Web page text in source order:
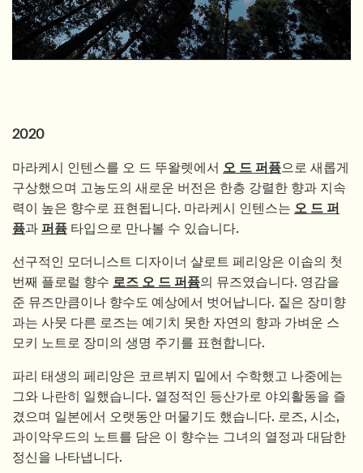
2020
마라케시 인텐스를 오 드 뚜왈렛에서 오 드 퍼퓸으로 새롭게
구상했으며 고농도의 새로운 버전은 한층 강렬한 향과 지속
력이 높은 향수로 표현됩니다. 마라케시 인텐스는 오 드 퍼
퓸과 퍼퓸 타입으로 만나볼 수 있습니다.
선구적인 모더니스트 디자이너 샬로트 페리앙은 이솝의 첫
번째 플로럴 향수 로즈 오 드 퍼퓸의 뮤즈였습니다. 영감을
준 뮤즈만큼이나 향수도 예상에서 벗어납니다. 짙은 장미향
과는 사뭇 다른 로즈는 예기치 못한 자연의 향과 가벼운 스
모키 노트로 장미의 생명 주기를 표현합니다.
파리 태생의 페리앙은 코르뷔지 밑에서 수학했고 나중에는
그와 나란히 일했습니다. 열정적인 등산가로 야외활동을 즐
겼으며 일본에서 오랫동안 머물기도 했습니다. 로즈, 시소,
과이악우드의 노트를 담은 이 향수는 그녀의 열정과 대담한
정신을 나타냅니다.